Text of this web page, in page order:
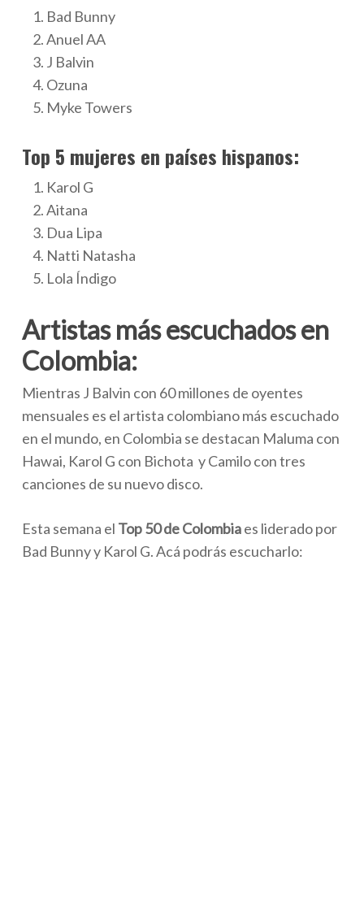
Bad Bunny
Anuel AA
J Balvin
Ozuna
Myke Towers
Top 5 mujeres en países hispanos:
Karol G
Aitana
Dua Lipa
Natti Natasha
Lola Índigo
Artistas más escuchados en
Colombia:
Mientras J Balvin con 60 millones de oyentes
mensuales es el artista colombiano más escuchado
en el mundo, en Colombia se destacan Maluma con
Hawai, Karol G con Bichota y Camilo con tres
canciones de su nuevo disco.
Esta semana el Top 50 de Colombiaes liderado por
Bad Bunny y Karol G. Acá podrás escucharlo: